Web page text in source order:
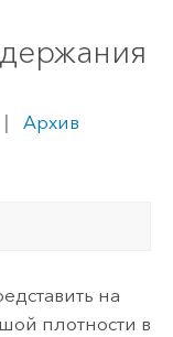
Архив
на
плотности в